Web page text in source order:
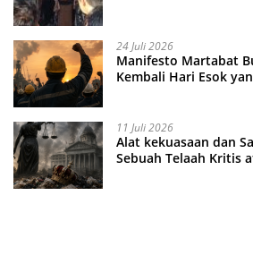
24 Juli 2026
Manifesto Martabat
Kembali Hari Esok
11 Juli 2026
Alat kekuasaan dan
Sebuah Telaah Kritis